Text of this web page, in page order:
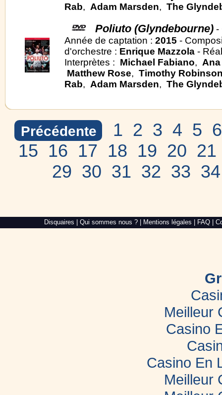
Rab, Adam Marsden, The
Poliuto (Glyndebourne) -
Année de captation : 2015 -
d'orchestre : Enrique Mazzola -
Interprètes : Michael Fabiano,
Matthew Rose, Timothy
Rab, Adam Marsden, The
Précédente 1 2 3 4 5 6
15 16 17 18 19 20 21
29 30 31 32 33 34
Disquaires Qui sommes nous ? Mentions légales FAQ
Web,
Meilleur
Casino
Casino En
Meilleur